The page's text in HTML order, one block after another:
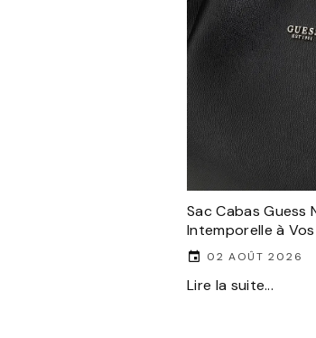
Sac Cabas Guess
Intemporelle à
02 AOÛT 2026
Lire la suite...